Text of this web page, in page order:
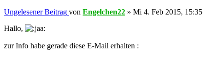
Ungelesener Beitrag von Engelchen22 » Mi 4. Feb 2015, 15:35
Hallo,
zur Info habe gerade diese E-Mail erhalten :